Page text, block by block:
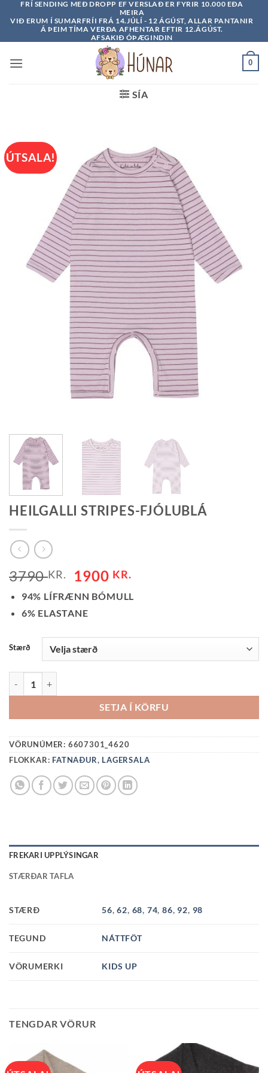
FRÍ SENDING MEÐ DROPP EF VERSLAÐ ER FYRIR 10.000 EÐA
MEIRA
VIÐ ERUM Í SUMARFRÍI FRÁ 14.JÚLÍ - 12 ÁGÚST, ALLAR PANTANIR
Á ÞEIM TÍMA VERÐA AFHENTAR EFTIR 12.ÁGÚST.
AFSAKIÐ ÓÞÆGINDIN
0
SÍA
ÚTSALA!
HEILGALLI STRIPES-FJÓLUBLÁ
3790KR.
ORIGINAL
PRICE
WAS:
3790 KR..
1900 KR.CURRENT
PRICE
IS:
94% LÍFRÆNN BÓMULL
6% ELASTANE
Stærð
SETJA Í KÖRFU
VÖRUNÚMER: 6607301_4620
FLOKKAR: FATNAÐUR, LAGERSALA
FREKARI UPPLÝSINGAR
STÆRÐAR TAFLA
STÆRÐ 56,62, 68, 74,86, 92, 98
TEGUND NÁTTFÖT
VÖRUMERKI KIDS UP
TENGDAR VÖRUR